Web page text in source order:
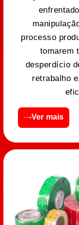
processo
tomarem
desperdício
retrabalho
Ver mais